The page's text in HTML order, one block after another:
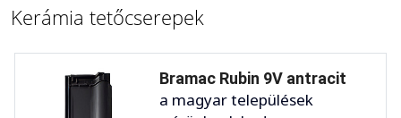
Kerámia tetőcserepek
Bramac Rubin 9V antracit
a magyar települések